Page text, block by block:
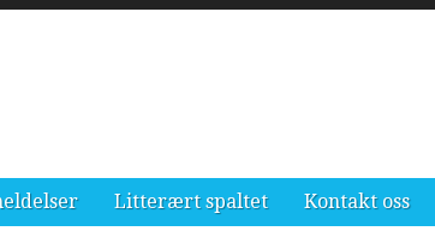
Litterært spaltet Kontakt oss